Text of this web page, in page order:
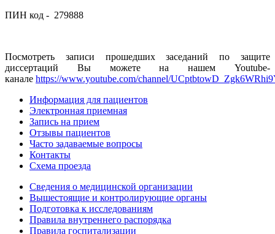
ПИН код - 279888
Посмотреть записи прошедших заседаний по защите
диссертаций Вы можете на нашем Youtube-
канале https://www.youtube.com/channel/
Информация для пациентов
Электронная приемная
Запись на прием
Отзывы пациентов
Часто задаваемые вопросы
Контакты
Схема проезда
Сведения о медицинской организации
Вышестоящие и контролирующие органы
Подготовка к исследованиям
Правила внутреннего распорядка
Правила госпитализации